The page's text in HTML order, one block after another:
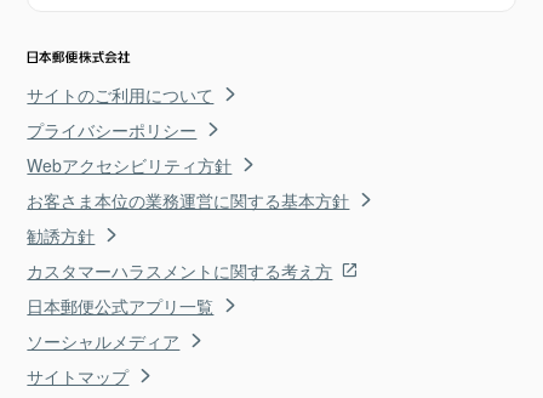
サイトのご利用について
プライバシーポリシー
Webアクセシビリティ方針
お客さま本位の業務運営に関する基本方針
勧誘方針
カスタマーハラスメントに関する考え方
日本郵便公式アプリ一覧
ソーシャルメディア
サイトマップ